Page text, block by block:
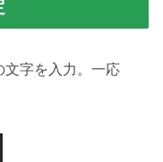
文字を入力。一応